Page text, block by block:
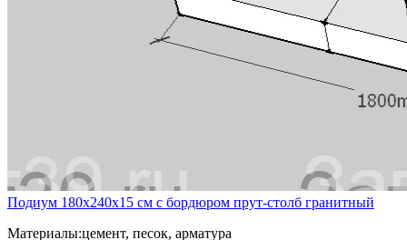
Подиум 180х240х15 см с бордюром прут-столб гранитный
Материалы:цемент, песок, арматура